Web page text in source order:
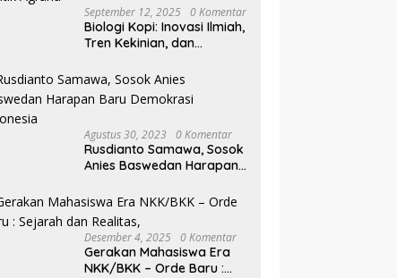
September 12, 2025 0 Komentar
Biologi Kopi: Inovasi Ilmiah,
Tren Kekinian, dan
Tengah Dinamika Politik
Agraria
Agustus 30, 2023 0 Komentar
Rusdianto Samawa, Sosok
Anies Baswedan Harapan
Desember 4, 2025 0 Komentar
Gerakan Mahasiswa Era
NKK/BKK – Orde Baru :